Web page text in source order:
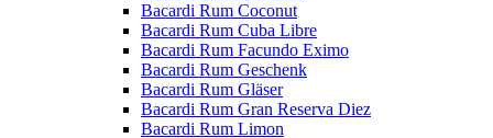
Bacardi Rum Coconut
Bacardi Rum Cuba Libre
Bacardi Rum Facundo Eximo
Bacardi Rum Geschenk
Bacardi Rum Gläser
Bacardi Rum Gran Reserva Diez
Bacardi Rum Limon